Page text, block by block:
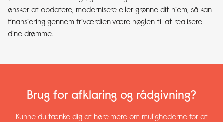
ønsker at opdatere, modernisere eller grønne dit hjem, så kan
finansiering gennem friværdien være nøglen til at realisere
dine drømme.
Brug for afklaring og rådgivning?
Kunne du tænke dig at høre mere om mulighederne for at